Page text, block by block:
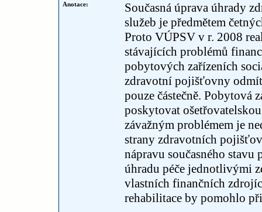
Anotace:
Současná úprava úhrady
služeb je předmětem
Proto VÚPSV v r. 2008
stávajících problémů
pobytových zařízeních
zdravotní pojišťovny
pouze částečně. Pobytová
poskytovat
závažným problémem je
strany zdravotních
nápravu současného
úhradu péče jednotlivými
vlastních finančních
rehabilitace by pomohlo